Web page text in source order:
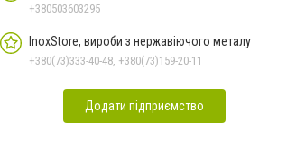
+380503603295
InoxStore, вироби з нержавіючого металу
+380(73)333-40-48, +380(73)159-20-11
Додати підприємство